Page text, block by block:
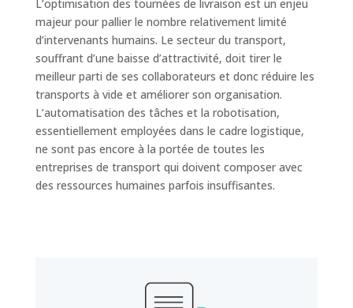
L’optimisation des tournées de livraison est un enjeu
majeur pour pallier le nombre relativement limité
d’intervenants humains. Le secteur du transport,
souffrant d’une baisse d’attractivité, doit tirer le
meilleur parti de ses collaborateurs et donc réduire les
transports à vide et améliorer son organisation.
L’automatisation des tâches et la robotisation,
essentiellement employées dans le cadre logistique,
ne sont pas encore à la portée de toutes les
entreprises de transport qui doivent composer avec
des ressources humaines parfois insuffisantes.